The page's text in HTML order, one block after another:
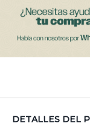
DETALLES DEL